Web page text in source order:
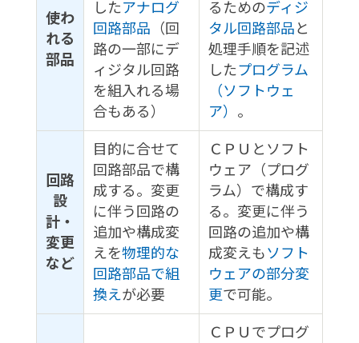
使わ
れる
部品
したアナログ
回路部品 （回
路の一部にデ
ィジタル回路
を組入れる場
合もある）
るためのディジ
タル回路部品と
処理手順を記述
したプログラム
（ソフトウェ
ア） 。
回路
設
計・
変更
など
目的に合せて
回路部品で構
成する。変更
に伴う回路の
追加や構成変
えを物理的な
回路部品で組
換えが必要
ＣＰＵとソフト
ウェア（プログ
ラム）で構成す
る。変更に伴う
回路の追加や構
成変えもソフト
ウェアの部分変
更で可能。
ＣＰＵでプログ